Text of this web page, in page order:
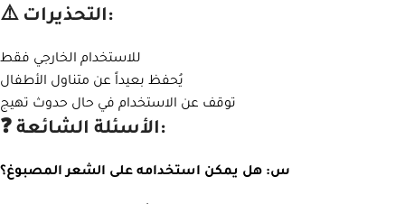
⚠️ التحذيرات:
للاستخدام الخارجي فقط
يُحفظ بعيداً عن متناول الأطفال
توقف عن الاستخدام في حال حدوث تهيج
❓ الأسئلة الشائعة:
س: هل يمكن استخدامه على الشعر المصبوغ؟